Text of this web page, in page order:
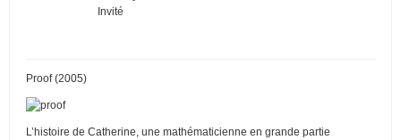
Invité
Proof (2005)
L’histoire de Catherine, une mathématicienne en grande partie